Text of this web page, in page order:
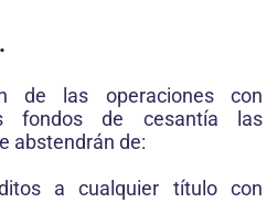
de las operaciones con
fondos de cesantía las
abstendrán de:
a cualquier título con